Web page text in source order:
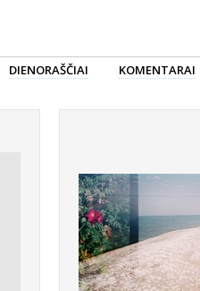
DIENORAŠČIAI KOMENTARAI